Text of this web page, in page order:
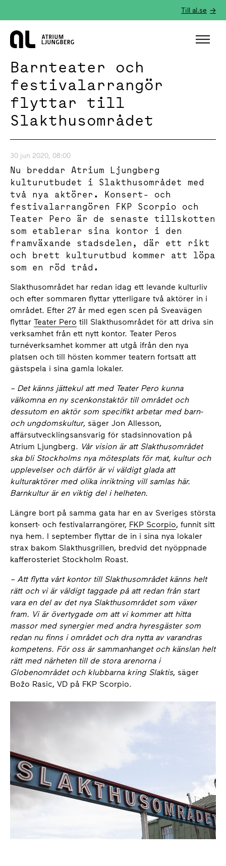
Till al.se
Hem
Barnteater och
festivalarrangör
flyttar till
Slakthusområdet
30 jun 2020, 08:00
Nu breddar Atrium Ljungberg
kulturutbudet i Slakthusområdet med
två nya aktörer. Konsert- och
festivalarrangören FKP Scorpio och
Teater Pero är de senaste tillskotten
som etablerar sina kontor i den
framväxande stadsdelen, där ett rikt
och brett kulturutbud kommer att löpa
som en röd tråd.
Slakthusområdet har redan idag ett levande kulturliv
och efter sommaren flyttar ytterligare två aktörer in i
området. Efter 27 år med egen scen på Sveavägen
flyttar Teater Pero till Slakthusområdet för att driva sin
verksamhet från ett nytt kontor. Teater Peros
turnéverksamhet kommer att utgå ifrån den nya
platsen och till hösten kommer teatern fortsatt att
gästspela i sina gamla lokaler.
– Det känns jättekul att med Teater Pero kunna
välkomna en ny scenkonstaktör till området och
dessutom en aktör som specifikt arbetar med barn-
och ungdomskultur, säger Jon Allesson,
affärsutvecklingsansvarig för stadsinnovation på
Atrium Ljungberg. Vår vision är att Slakthusområdet
ska bli Stockholms nya mötesplats för mat, kultur och
upplevelser och därför är vi väldigt glada att
kulturaktörer med olika inriktning vill samlas här.
Barnkultur är en viktig del i helheten.
Längre bort på samma gata har en av Sveriges största
konsert- och festivalarrangörer, FKP Scorpio, funnit sitt
nya hem. I september flyttar de in i sina nya lokaler
strax bakom Slakthusgrillen, bredvid det nyöppnade
kafferosteriet Stockholm Roast.
– Att flytta vårt kontor till Slakthusområdet känns helt
rätt och vi är väldigt taggade på att redan från start
vara en del av det nya Slakthusområdet som växer
fram. Vi är övertygade om att vi kommer att hitta
massor med synergier med andra hyresgäster som
redan nu finns i området och dra nytta av varandras
kompetens. För oss är sammanhanget och känslan helt
rätt med närheten till de stora arenorna i
Globenområdet och klubbarna kring Slaktis, säger
Božo Rasic, VD på FKP Scorpio.